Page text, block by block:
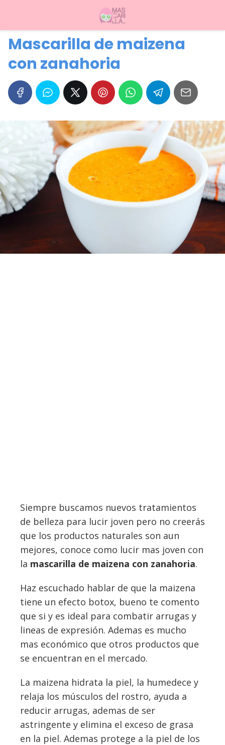
Mascarilla de maizena
con zanahoria
Siempre buscamos nuevos tratamientos
de belleza para lucir joven pero no creerás
que los productos naturales son aun
mejores, conoce como lucir mas joven con
la mascarilla de maizena con zanahoria.
Haz escuchado hablar de que la maizena
tiene un efecto botox, bueno te comento
que si y es ideal para combatir arrugas y
lineas de expresión. Ademas es mucho
mas económico que otros productos que
se encuentran en el mercado.
La maizena hidrata la piel, la humedece y
relaja los músculos del rostro, ayuda a
reducir arrugas, ademas de ser
astringente y elimina el exceso de grasa
en la piel. Ademas protege a la piel de los